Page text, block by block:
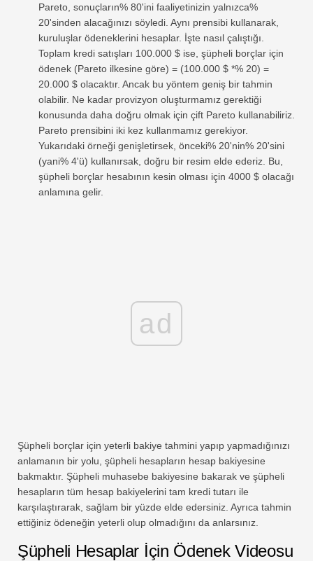
Pareto, sonuçların% 80'ini faaliyetinizin yalnızca%
20'sinden alacağınızı söyledi. Aynı prensibi kullanarak,
kuruluşlar ödeneklerini hesaplar. İşte nasıl çalıştığı.
Toplam kredi satışları 100.000 $ ise, şüpheli borçlar için
ödenek (Pareto ilkesine göre) = (100.000 $ *% 20) =
20.000 $ olacaktır. Ancak bu yöntem geniş bir tahmin
olabilir. Ne kadar provizyon oluşturmamız gerektiği
konusunda daha doğru olmak için çift Pareto kullanabiliriz.
Pareto prensibini iki kez kullanmamız gerekiyor.
Yukarıdaki örneği genişletirsek, önceki% 20'nin% 20'sini
(yani% 4'ü) kullanırsak, doğru bir resim elde ederiz. Bu,
şüpheli borçlar hesabının kesin olması için 4000 $ olacağı
anlamına gelir.
ad
Şüpheli borçlar için yeterli bakiye tahmini yapıp yapmadığınızı
anlamanın bir yolu, şüpheli hesapların hesap bakiyesine
bakmaktır. Şüpheli muhasebe bakiyesine bakarak ve şüpheli
hesapların tüm hesap bakiyelerini tam kredi tutarı ile
karşılaştırarak, sağlam bir yüzde elde edersiniz. Ayrıca tahmin
ettiğiniz ödeneğin yeterli olup olmadığını da anlarsınız.
Şüpheli Hesaplar İçin Ödenek Videosu